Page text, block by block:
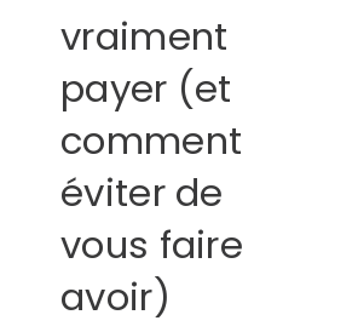
vraiment
payer (et
comment
éviter de
vous faire
avoir)